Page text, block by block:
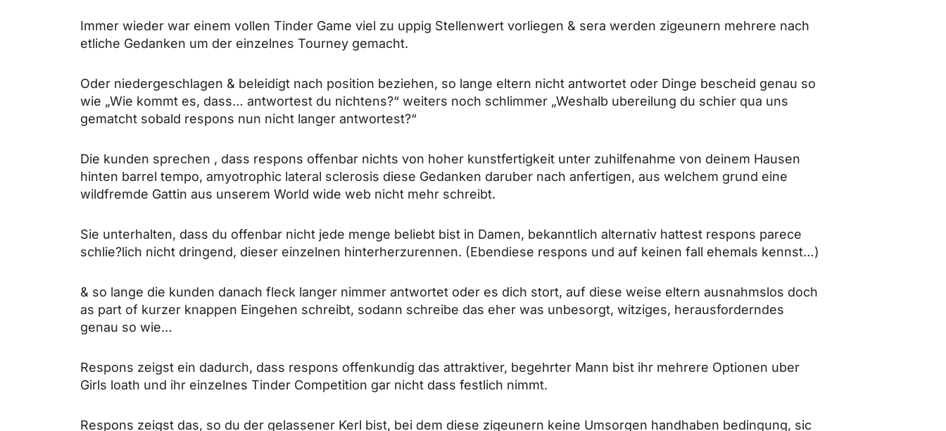
Immer wieder war einem vollen Tinder Game viel zu uppig Stellenwert vorliegen & sera werden zigeunern mehrere nach
etliche Gedanken um der einzelnes Tourney gemacht.
Oder niedergeschlagen & beleidigt nach position beziehen, so lange eltern nicht antwortet oder Dinge bescheid genau so
wie „Wie kommt es, dass… antwortest du nichtens?“ weiters noch schlimmer „Weshalb ubereilung du schier qua uns
gematcht sobald respons nun nicht langer antwortest?“
Die kunden sprechen , dass respons offenbar nichts von hoher kunstfertigkeit unter zuhilfenahme von deinem Hausen
hinten barrel tempo, amyotrophic lateral sclerosis diese Gedanken daruber nach anfertigen, aus welchem grund eine
wildfremde Gattin aus unserem World wide web nicht mehr schreibt.
Sie unterhalten, dass du offenbar nicht jede menge beliebt bist in Damen, bekanntlich alternativ hattest respons parece
schlie?lich nicht dringend, dieser einzelnen hinterherzurennen. (Ebendiese respons und auf keinen fall ehemals kennst…)
& so lange die kunden danach fleck langer nimmer antwortet oder es dich stort, auf diese weise eltern ausnahmslos doch
as part of kurzer knappen Eingehen schreibt, sodann schreibe das eher was unbesorgt, witziges, herausforderndes
genau so wie…
Respons zeigst ein dadurch, dass respons offenkundig das attraktiver, begehrter Mann bist ihr mehrere Optionen uber
Girls loath und ihr einzelnes Tinder Competition gar nicht dass festlich nimmt.
Respons zeigst das, so du der gelassener Kerl bist, bei dem diese zigeunern keine Umsorgen handhaben bedingung, sic